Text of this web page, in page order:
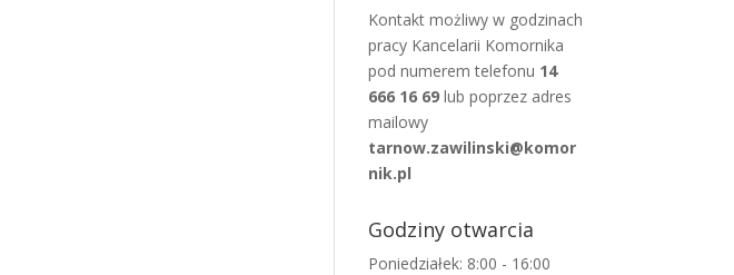
Kontakt możliwy w godzinach
pracy Kancelarii Komornika
pod numerem telefonu 14
666 16 69 lub poprzez adres
mailowy
tarnow.zawilinski@komor
nik.pl
Godziny otwarcia
Poniedziałek: 8:00 - 16:00